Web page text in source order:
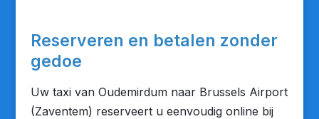
Reserveren en betalen zonder
gedoe
Uw taxi van Oudemirdum naar Brussels Airport
(Zaventem) reserveert u eenvoudig online bij